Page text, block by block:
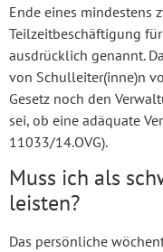
Ende eines mindestens
Teilzeitbeschäftigung
ausdrücklich genannt.
von Schulleiter(inne)n
Gesetz noch den
sei, ob eine adäquate
11033/14.OVG).
Muss ich als
leisten?
Das persönliche